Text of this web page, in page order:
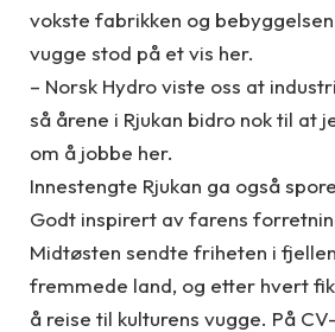
vokste fabrikken og
vugge stod på et vis her.
– Norsk Hydro viste oss at
så årene i Rjukan bidro nok til at
om å jobbe her.
Innestengte Rjukan ga også
Godt inspirert av farens
Midtøsten sendte friheten i
fremmede land, og etter hvert
å reise til kulturens vugge. På